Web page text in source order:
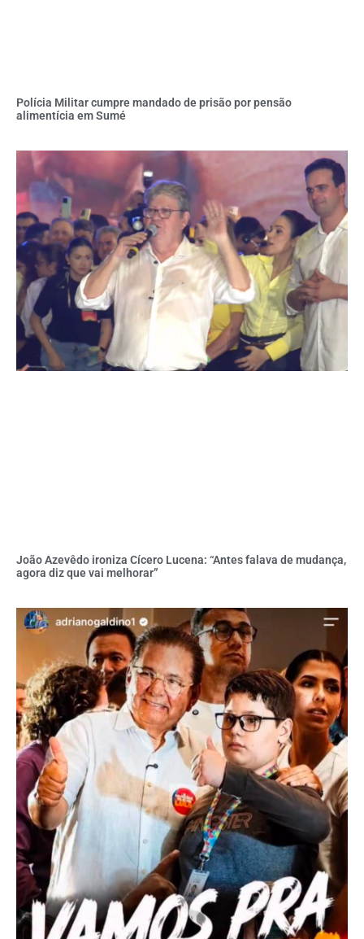
Polícia Militar cumpre mandado de prisão por pensão
alimentícia em Sumé
João Azevêdo ironiza Cícero Lucena: “Antes falava de mudança,
agora diz que vai melhorar”